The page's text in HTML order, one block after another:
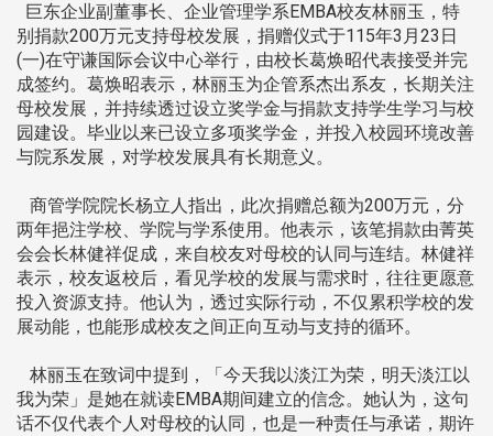
巨东企业副董事长、企业管理学系EMBA校友林丽玉，特
别捐款200万元支持母校发展，捐赠仪式于115年3月23日
(一)在守谦国际会议中心举行，由校长葛焕昭代表接受并完
成签约。葛焕昭表示，林丽玉为企管系杰出系友，长期关注
母校发展，并持续透过设立奖学金与捐款支持学生学习与校
园建设。毕业以来已设立多项奖学金，并投入校园环境改善
与院系发展，对学校发展具有长期意义。
商管学院院长杨立人指出，此次捐赠总额为200万元，分
两年挹注学校、学院与学系使用。他表示，该笔捐款由菁英
会会长林健祥促成，来自校友对母校的认同与连结。林健祥
表示，校友返校后，看见学校的发展与需求时，往往更愿意
投入资源支持。他认为，透过实际行动，不仅累积学校的发
展动能，也能形成校友之间正向互动与支持的循环。
林丽玉在致词中提到，「今天我以淡江为荣，明天淡江以
我为荣」是她在就读EMBA期间建立的信念。她认为，这句
话不仅代表个人对母校的认同，也是一种责任与承诺，期许